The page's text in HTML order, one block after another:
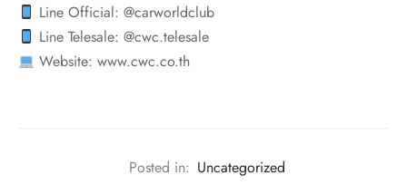
Line Official: @carworldclub
Line Telesale: @cwc.telesale
Website: www.cwc.co.th
Posted in: Uncategorized